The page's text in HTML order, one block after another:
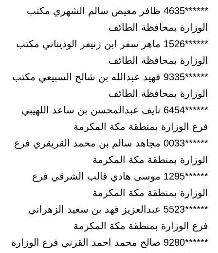
******4635 ظافر معيض سالم الشهري مكتب
الوزارة بمحافظة الطائف
******1526 ماهر سفر ابن زنيفر الوذيناني مكتب
الوزارة بمحافظة الطائف
******9335 فهيد عبدالله بن شالح السبيعي مكتب
الوزارة بمحافظة الطائف
******6454 نايف عبدالمحسن بن ساعد اللهيبي
فرع الوزارة بمنطقة مكة المكرمة
******0033 مجاهد سالم بن محمد القريقري فرع
الوزارة بمنطقة مكة المكرمة
******1295 موسى هادي قالب الشرقي فرع
الوزارة بمنطقة مكة المكرمة
******5523 عبدالعزيز فهد بن سعيد الزهراني
فرع الوزارة بمنطقة مكة المكرمة
******9280 صالح محمد احمد القرني فرع الوزارة